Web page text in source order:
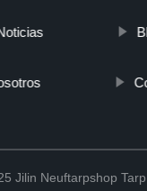
Jilin Neuftarpshop Tarp